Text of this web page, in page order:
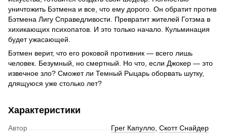
уничтожить Бэтмена и все, что ему дорого. Он обратит против
Бэтмена Лигу Справедливости. Превратит жителей Готэма в
хихикающих психопатов. И это только начало. Кульминация
будет ужасающей.
Бэтмен верит, что его роковой противник — всего лишь
человек. Безумный, но смертный. Но что, если Джокер — это
извечное зло? Сможет ли Темный Рыцарь оборвать шутку,
длящуюся уже столько лет?
Характеристики
Автор Грег Капулло, Скотт Снайдер